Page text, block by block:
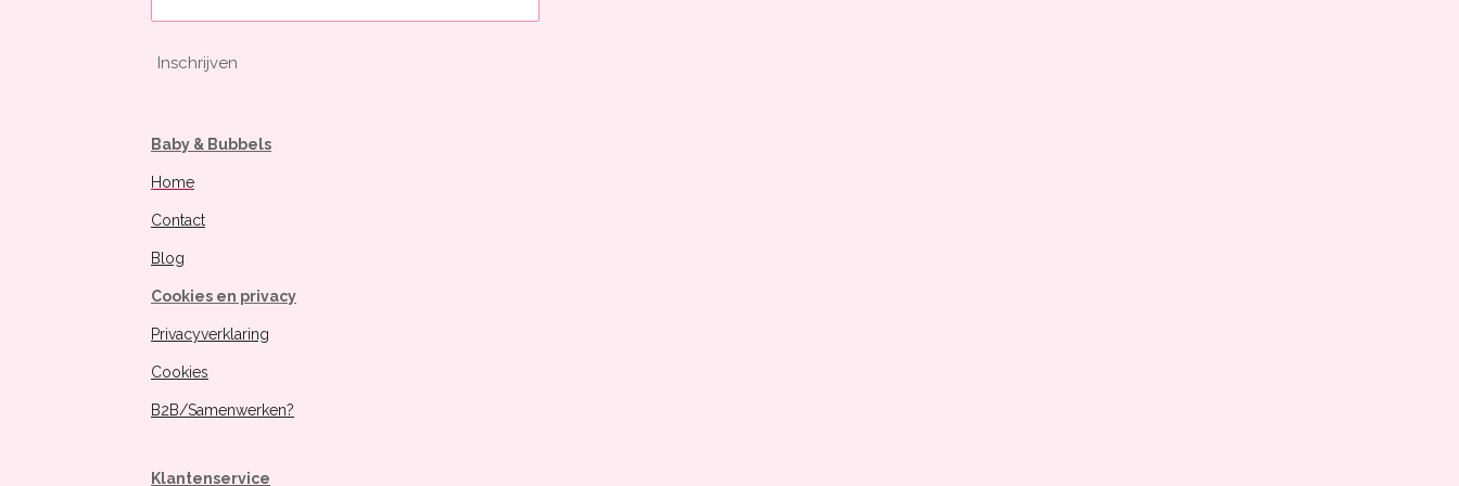
Inschrijven
Baby & Bubbels
Home
Contact
Blog
Cookies en privacy
Privacyverklaring
Cookies
B2B/Samenwerken?
Klantenservice